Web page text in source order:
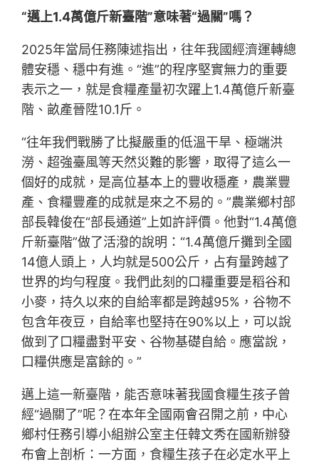
“邁上1.4萬億斤新臺階”意味著“過關”嗎？
2025年當局任務陳述指出，往年我國經濟運轉總
體安穩、穩中有進。“進”的程序堅實無力的重要
表示之一，就是食糧產量初次躍上1.4萬億斤新臺
階、畝產晉陞10.1斤。
“往年我們戰勝了比擬嚴重的低溫干旱、極端洪
澇、超強臺風等天然災難的影響，取得了這么一
個好的成就，是高位基本上的豐收穩產，農業豐
產、食糧豐產的成就是來之不易的。”農業鄉村部
部長韓俊在“部長通道”上如許評價。他對“1.4萬億
斤新臺階”做了活潑的說明：“1.4萬億斤攤到全國
14億人頭上，人均就是500公斤，占有量跨越了
世界的均勻程度。我們此刻的口糧重要是稻谷和
小麥，持久以來的自給率都是跨越95%，谷物不
包含年夜豆，自給率也堅持在90%以上，可以說
做到了口糧盡對平安、谷物基礎自給。應當說，
口糧供應是富餘的。”
邁上這一新臺階，能否意味著我國食糧生孩子曾
經“過關了”呢？在本年全國兩會召開之前，中心
鄉村任務引導小組辦公室主任韓文秀在國新辦發
布會上剖析：一方面，食糧生孩子在必定水平上